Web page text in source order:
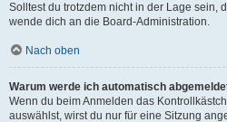
Solltest du trotzdem nicht in der Lage sein,
wende dich an die Board-Administration.
Nach oben
Warum werde ich automatisch
Wenn du beim Anmelden das
auswählst, wirst du nur für eine Sitzung